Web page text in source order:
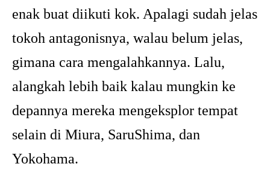
enak buat diikuti kok. Apalagi sudah jelas
tokoh antagonisnya, walau belum jelas,
gimana cara mengalahkannya. Lalu,
alangkah lebih baik kalau mungkin ke
depannya mereka mengeksplor tempat
selain di Miura, SaruShima, dan
Yokohama.